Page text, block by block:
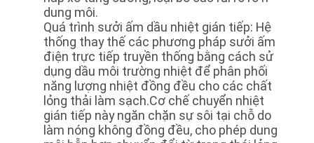
dung môi.
Quá trình sưởi ấm dầu nhiệt gián tiếp: Hệ
thống thay thế các phương pháp sưởi ấm
điện trực tiếp truyền thống bằng cách sử
dụng dầu môi trường nhiệt để phân phối
năng lượng nhiệt đồng đều cho các chất
lỏng thải làm sạch.Cơ chế chuyển nhiệt
gián tiếp này ngăn chặn sự sôi tại chỗ do
làm nóng không đồng đều, cho phép dung